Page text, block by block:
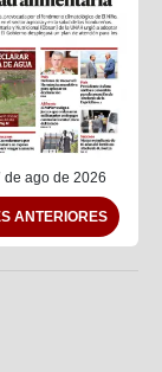
de ago de 2026
ANTERIORES